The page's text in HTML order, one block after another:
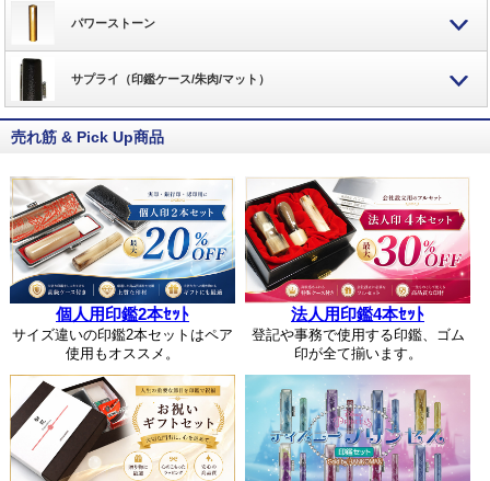
パワーストーン
サプライ（印鑑ケース/朱肉/マット）
売れ筋 & Pick Up商品
個人用印鑑2本ｾｯﾄ
サイズ違いの印鑑2本セットはペア
使用もオススメ。
法人用印鑑4本ｾｯﾄ
登記や事務で使用する印鑑、ゴム
印が全て揃います。